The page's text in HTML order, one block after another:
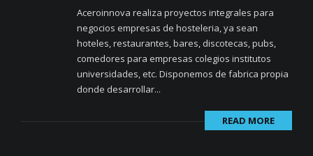
Aceroinnova realiza proyectos integrales para
negocios empresas de hosteleria, ya sean
hoteles, restaurantes, bares, discotecas, pubs,
comedores para empresas colegios institutos
universidades, etc. Disponemos de fabrica propia
donde desarrollar...
READ MORE